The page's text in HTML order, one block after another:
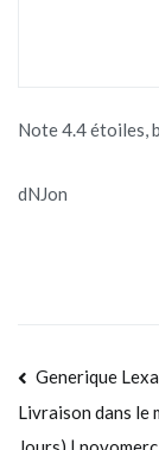
Note4.4étoiles,
dNJon
de
Generique
Livraison dans le